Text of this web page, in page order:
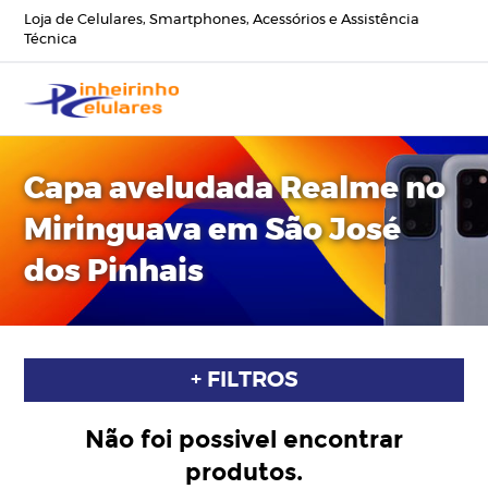
Loja de Celulares, Smartphones, Acessórios e Assistência
Técnica
Capa aveludada Realme no
Miringuava em São José
dos Pinhais
+ FILTROS
Não foi possivel encontrar
produtos.